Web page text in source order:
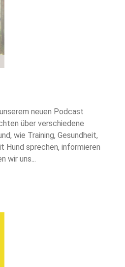
neuen Podcast
über verschiedene
wie Training, Gesundheit,
Hund sprechen, informieren
wir uns...